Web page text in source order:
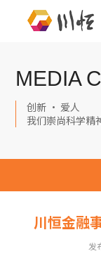
MEDIA
创新 · 爱人
我们崇尚科学精
川恒金融
发